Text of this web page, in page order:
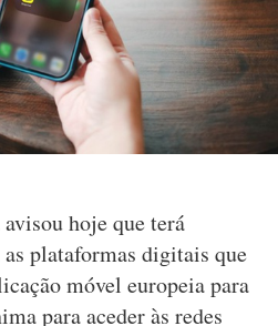
hoje que terá
plataformas digitais que
móvel europeia para
para aceder às redes